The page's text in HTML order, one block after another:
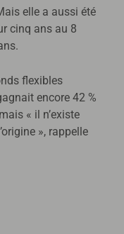
elle a aussi été
cinq ans au 8
flexibles
encore 42 %
« il n’existe
», rappelle